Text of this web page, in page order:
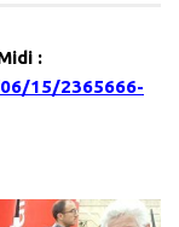
:
15/2365666-